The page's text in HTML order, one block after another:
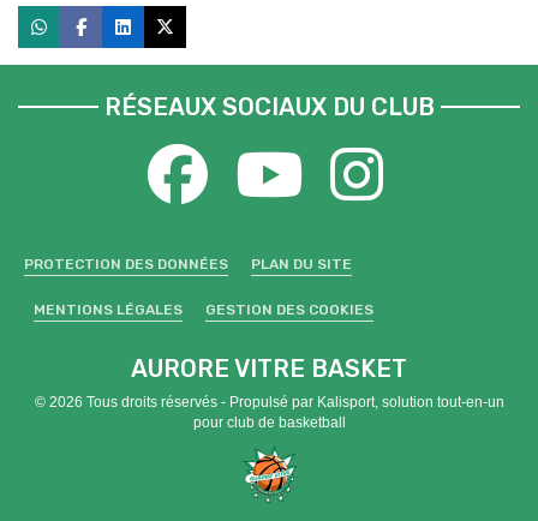
RÉSEAUX SOCIAUX DU CLUB
PROTECTION DES DONNÉES PLAN DU SITE
MENTIONS LÉGALES GESTION DES COOKIES
AURORE VITRE BASKET
© 2026 Tous droits réservés - Propulsé par Kalisport, solution tout-en-un
pour club de basketball